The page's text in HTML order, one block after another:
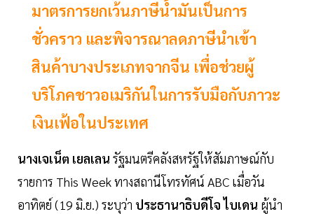
มาตรการยกเว้นภาษีน้ำมันเป็นการ
ชั่วคราว และพิจารณาลดภาษีนำเข้า
สินค้าบางประเภทจากจีน เพื่อช่วยผู้
บริโภคชาวอเมริกันในการรับมือกับภาวะ
เงินเฟ้อในประเทศ
นางเจเน็ต เยลเลน รัฐมนตรีคลังสหรัฐให้สัมภาษณ์กับ
รายการ This Week ทางสถานีโทรทัศน์ ABC เมื่อวัน
อาทิตย์ (19 มิ.ย.) ระบุว่า ประธานาธิบดีโจ ไบเดน ผู้นำ